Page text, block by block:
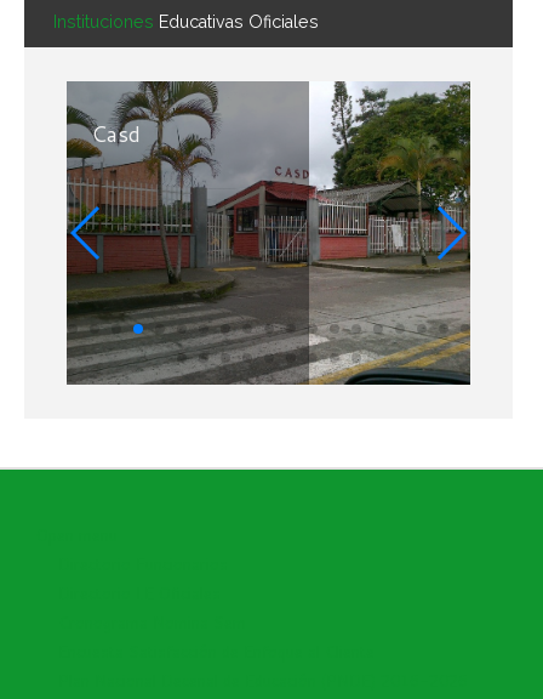
Instituciones Educativas Oficiales
Casd